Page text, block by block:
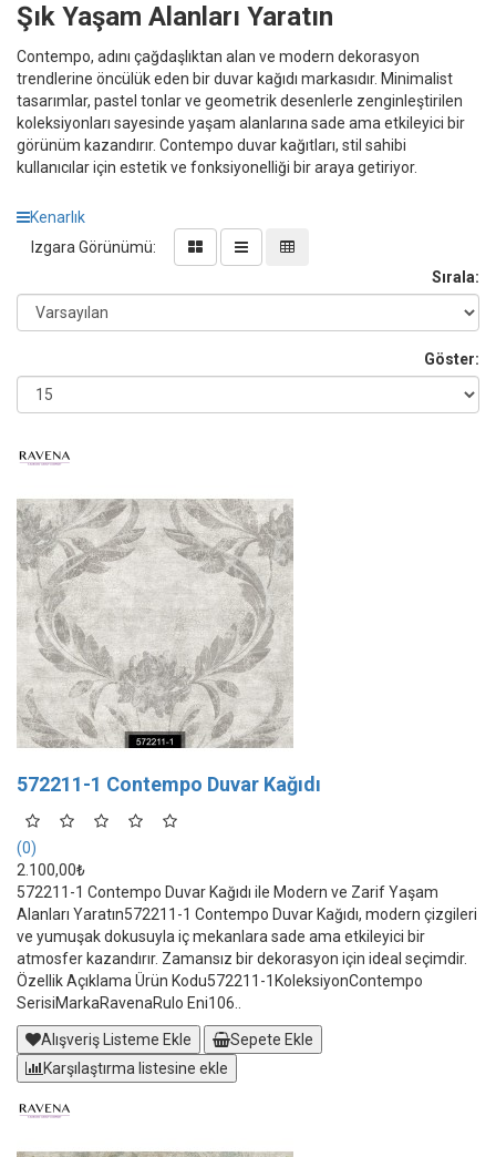
Şık Yaşam Alanları Yaratın
Contempo, adını çağdaşlıktan alan ve modern dekorasyon
trendlerine öncülük eden bir duvar kağıdı markasıdır. Minimalist
tasarımlar, pastel tonlar ve geometrik desenlerle zenginleştirilen
koleksiyonları sayesinde yaşam alanlarına sade ama etkileyici bir
görünüm kazandırır. Contempo duvar kağıtları, stil sahibi
kullanıcılar için estetik ve fonksiyonelliği bir araya getiriyor.
Kenarlık
Izgara Görünümü:
Sırala:
Göster:
572211-1 Contempo Duvar Kağıdı
(0)
2.100,00₺
572211-1 Contempo Duvar Kağıdı ile Modern ve Zarif Yaşam
Alanları Yaratın572211-1 Contempo Duvar Kağıdı, modern çizgileri
ve yumuşak dokusuyla iç mekanlara sade ama etkileyici bir
atmosfer kazandırır. Zamansız bir dekorasyon için ideal seçimdir.
Özellik Açıklama Ürün Kodu572211-1KoleksiyonContempo
SerisiMarkaRavenaRulo Eni106..
Alışveriş Listeme Ekle
Sepete Ekle
Karşılaştırma listesine ekle